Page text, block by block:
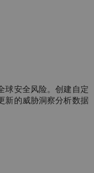
球安全风险。创建自定
新的威胁洞察分析数据